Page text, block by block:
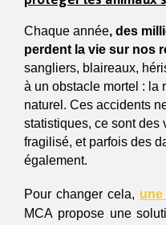
Chaque année, des
perdent la vie sur nos
sangliers, blaireaux,
à un obstacle mortel : la
naturel. Ces accidents
statistiques, ce sont des
fragilisé, et parfois des
également.
Pour changer cela,
MCA propose une